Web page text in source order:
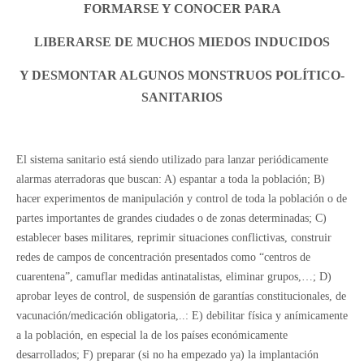
FORMARSE Y CONOCER PARA
LIBERARSE DE MUCHOS MIEDOS INDUCIDOS
Y DESMONTAR ALGUNOS MONSTRUOS POLÍTICO-
SANITARIOS
El sistema sanitario está siendo utilizado para lanzar periódicamente
alarmas aterradoras que buscan: A) espantar a toda la población; B)
hacer experimentos de manipulación y control de toda la población o de
partes importantes de grandes ciudades o de zonas determinadas; C)
establecer bases militares, reprimir situaciones conflictivas, construir
redes de campos de concentración presentados como “centros de
cuarentena”, camuflar medidas antinatalistas, eliminar grupos,…; D)
aprobar leyes de control, de suspensión de garantías constitucionales, de
vacunación/medicación obligatoria,..: E) debilitar física y anímicamente
a la población, en especial la de los países económicamente
desarrollados; F) preparar (si no ha empezado ya) la implantación